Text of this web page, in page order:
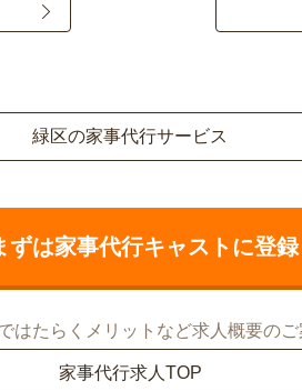
緑区の家事代行サービス
ずは家事代行キャストに登録
はたらくメリットなど求人概要のご
家事代行求人TOP